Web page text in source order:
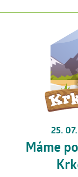
25.
Máme